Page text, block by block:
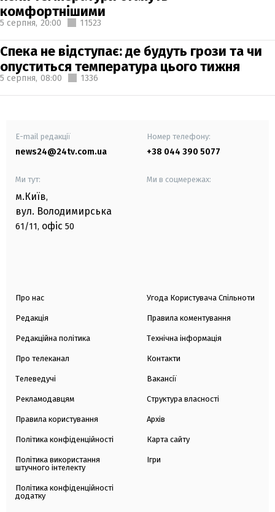
комфортнішими
5 серпня, 20:00 11523
Спека не відступає: де будуть грози та чи
опуститься температура цього тижня
5 серпня, 08:00 1336
E-mail редакції
news24@24tv.com.ua
Номер телефону:
+38 044 390 5077
Ми тут:
м.Київ,
вул. Володимирська
61/11, офіс 50
Ми в соцмережах:
Про нас
Редакція
Редакційна політика
Про телеканал
Телеведучі
Рекламодавцям
Правила користування
Політика конфіденційності
Політика використання
штучного інтелекту
Політика конфіденційності
додатку
Угода Користувача Спільноти
Правила коментування
Технічна інформація
Контакти
Вакансії
Структура власності
Архів
Карта сайту
Ігри